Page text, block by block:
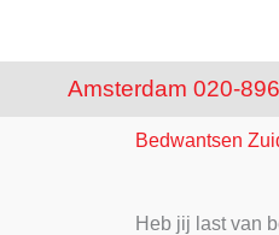
Amsterdam 020-
Bedwantsen
Heb jij last van